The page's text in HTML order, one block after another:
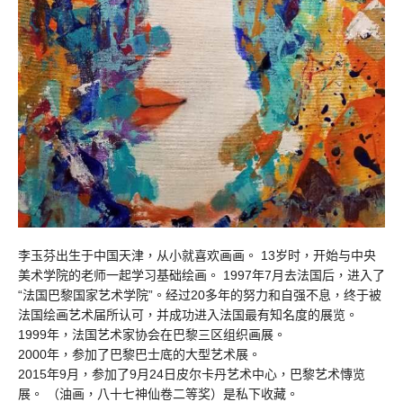
李玉芬出生于中国天津，从小就喜欢画画。 13岁时，开始与中央
美术学院的老师一起学习基础绘画。 1997年7月去法国后，进入了
“法国巴黎国家艺术学院”。经过20多年的努力和自强不息，终于被
法国绘画艺术届所认可，并成功进入法国最有知名度的展览。
1999年，法国艺术家协会在巴黎三区组织画展。
2000年，参加了巴黎巴士底的大型艺术展。
2015年9月，参加了9月24日皮尔卡丹艺术中心，巴黎艺术慱览
展。 （油画，八十七神仙卷二等奖）是私下收藏。